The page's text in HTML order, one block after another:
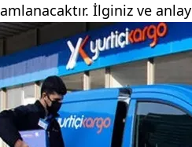
İlginiz ve